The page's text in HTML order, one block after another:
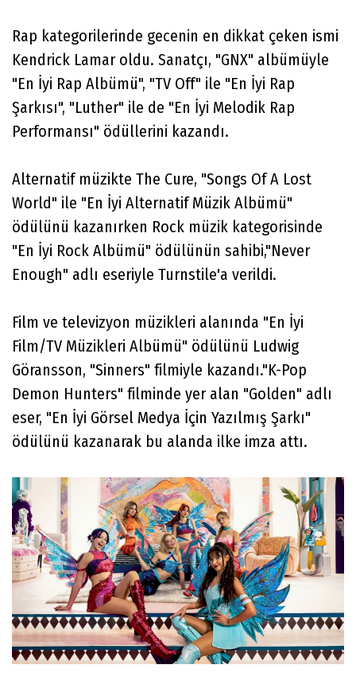
Rap kategorilerinde gecenin en dikkat çeken ismi
Kendrick Lamar oldu. Sanatçı, "GNX" albümüyle
"En İyi Rap Albümü", "TV Off" ile "En İyi Rap
Şarkısı", "Luther" ile de "En İyi Melodik Rap
Performansı" ödüllerini kazandı.
Alternatif müzikte The Cure, "Songs Of A Lost
World" ile "En İyi Alternatif Müzik Albümü"
ödülünü kazanırken Rock müzik kategorisinde
"En İyi Rock Albümü" ödülünün sahibi,"Never
Enough" adlı eseriyle Turnstile'a verildi.
Film ve televizyon müzikleri alanında "En İyi
Film/TV Müzikleri Albümü" ödülünü Ludwig
Göransson, "Sinners" filmiyle kazandı."K-Pop
Demon Hunters" filminde yer alan "Golden" adlı
eser, "En İyi Görsel Medya İçin Yazılmış Şarkı"
ödülünü kazanarak bu alanda ilke imza attı.